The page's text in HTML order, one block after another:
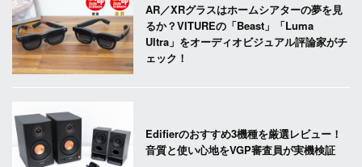
AR／XRグラスはホームシアターの夢を見
るか？VITUREの「Beast」「Luma
Ultra」をオーディオビジュアル評論家がチ
ェック！
Edifierのおすすめ3機種を厳選レビュー！
音質と使い心地をVGP審査員が実機検証